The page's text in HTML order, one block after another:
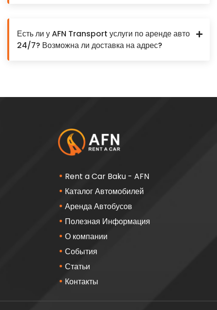
Есть ли у AFN Transport услуги по аренде авто
24/7? Возможна ли доставка на адрес?
Rent a Car Baku - AFN
Каталог Автомобилей
Аренда Автобусов
Полезная Информация
О компании
События
Статьи
Контакты